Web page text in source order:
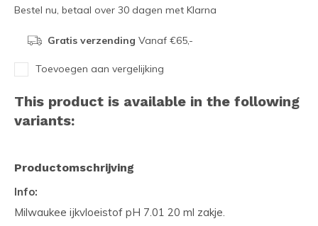
Bestel nu, betaal over 30 dagen met Klarna
Gratis verzending Vanaf €65,-
Toevoegen aan vergelijking
This product is available in the following
variants:
Productomschrijving
Info:
Milwaukee ijkvloeistof pH 7.01 20 ml zakje.